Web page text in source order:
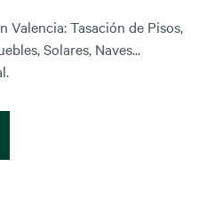
Tasación de Pisos,
Solares, Naves...